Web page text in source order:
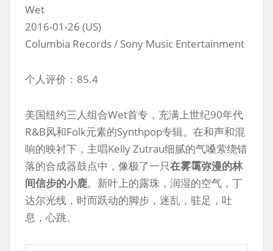
Wet
2016-01-26 (US)
Columbia Records / Sony Music Entertainment
个人评价：85.4
美国纽约三人组合Wet首专，充满上世纪90年代
R&B风和Folk元素的Synthpop专辑。在和声和混
响的映衬下，主唱Kelly Zutrau细腻的气嗓萦绕错
落的合成器鼓点中，像极了一只在雾霭弥漫的林
间信步的小鹿。新叶上的露珠，润湿的空气，丁
达尔光线，时而跃动的脚步，迷乱，驻足，吐
息，心跳。